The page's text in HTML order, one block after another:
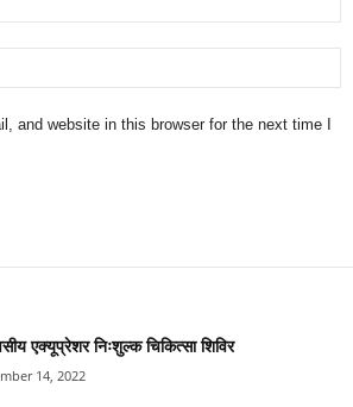
and website in this browser for the next time I
एक्यूप्रेशर निःशुल्क चिकित्सा शिविर
14, 2022